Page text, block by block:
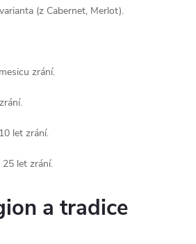
(z Cabernet, Merlot).
zrání.
let zrání.
let zrání.
a tradice